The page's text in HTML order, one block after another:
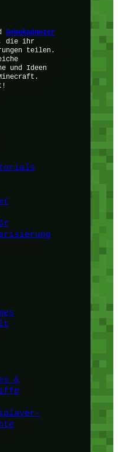
Sebukadnezer
die ihr
teilen.
und Ideen
&